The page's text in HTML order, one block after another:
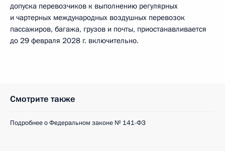
допуска перевозчиков к выполнению регулярных
и чартерных международных воздушных перевозок
пассажиров, багажа, грузов и почты, приостанавливается
до 29 февраля 2028 г. включительно.
Смотрите также
Подробнее о Федеральном законе № 141-ФЗ